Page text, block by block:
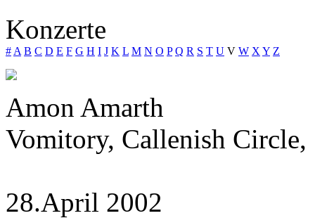
Konzerte
# A B C D E F G H I J K L M N O P Q R S T U V W X Y Z
Amon Amarth
Vomitory, Callenish
28.April 2002